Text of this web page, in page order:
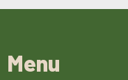
Menu